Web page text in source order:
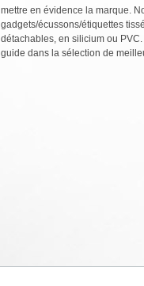
mettre en évidence la marque.
gadgets/écussons/étiquettes
détachables, en silicium ou
guide dans la sélection de